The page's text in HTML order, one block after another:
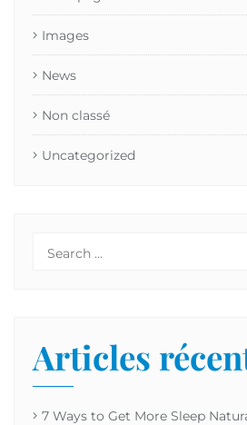
Images
News
Non classé
Uncategorized
Articles
7 Ways to Get More Sleep